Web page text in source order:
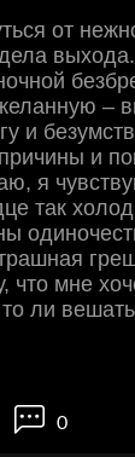
от
–
и
и
я
так
что мне
ли
0